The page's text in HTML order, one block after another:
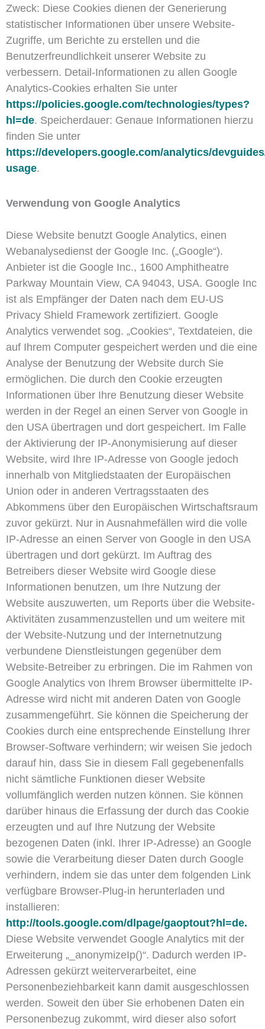
Zweck: Diese Cookies dienen der Generierung
statistischer Informationen über unsere Website-
Zugriffe, um Berichte zu erstellen und die
Benutzerfreundlichkeit unserer Website zu
verbessern. Detail-Informationen zu allen Google
Analytics-Cookies erhalten Sie unter
https://policies.google.com/technologies/types?
hl=de. Speicherdauer: Genaue Informationen hierzu
finden Sie unter
https://developers.google.com/analytics/
usage.
Verwendung von Google Analytics
Diese Website benutzt Google Analytics, einen
Webanalysedienst der Google Inc. („Google“).
Anbieter ist die Google Inc., 1600 Amphitheatre
Parkway Mountain View, CA 94043, USA. Google Inc
ist als Empfänger der Daten nach dem EU-US
Privacy Shield Framework zertifiziert. Google
Analytics verwendet sog. „Cookies“, Textdateien, die
auf Ihrem Computer gespeichert werden und die eine
Analyse der Benutzung der Website durch Sie
ermöglichen. Die durch den Cookie erzeugten
Informationen über Ihre Benutzung dieser Website
werden in der Regel an einen Server von Google in
den USA übertragen und dort gespeichert. Im Falle
der Aktivierung der IP-Anonymisierung auf dieser
Website, wird Ihre IP-Adresse von Google jedoch
innerhalb von Mitgliedstaaten der Europäischen
Union oder in anderen Vertragsstaaten des
Abkommens über den Europäischen Wirtschaftsraum
zuvor gekürzt. Nur in Ausnahmefällen wird die volle
IP-Adresse an einen Server von Google in den USA
übertragen und dort gekürzt. Im Auftrag des
Betreibers dieser Website wird Google diese
Informationen benutzen, um Ihre Nutzung der
Website auszuwerten, um Reports über die Website-
Aktivitäten zusammenzustellen und um weitere mit
der Website-Nutzung und der Internetnutzung
verbundene Dienstleistungen gegenüber dem
Website-Betreiber zu erbringen. Die im Rahmen von
Google Analytics von Ihrem Browser übermittelte IP-
Adresse wird nicht mit anderen Daten von Google
zusammengeführt. Sie können die Speicherung der
Cookies durch eine entsprechende Einstellung Ihrer
Browser-Software verhindern; wir weisen Sie jedoch
darauf hin, dass Sie in diesem Fall gegebenenfalls
nicht sämtliche Funktionen dieser Website
vollumfänglich werden nutzen können. Sie können
darüber hinaus die Erfassung der durch das Cookie
erzeugten und auf Ihre Nutzung der Website
bezogenen Daten (inkl. Ihrer IP-Adresse) an Google
sowie die Verarbeitung dieser Daten durch Google
verhindern, indem sie das unter dem folgenden Link
verfügbare Browser-Plug-in herunterladen und
installieren:
http://tools.google.com/dlpage/gaoptout?hl=de.
Diese Website verwendet Google Analytics mit der
Erweiterung „_anonymizeIp()“. Dadurch werden IP-
Adressen gekürzt weiterverarbeitet, eine
Personenbeziehbarkeit kann damit ausgeschlossen
werden. Soweit den über Sie erhobenen Daten ein
Personenbezug zukommt, wird dieser also sofort